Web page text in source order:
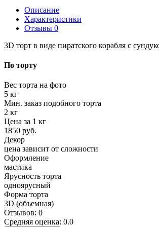
Описание
Характеристики
Отзывы 0
3D торт в виде пиратского корабля с
По торту
Вес торта на фото
5 кг
Мин. заказ подобного торта
2 кг
Цена за 1 кг
1850 руб.
Декор
цена зависит от сложности
Оформление
мастика
Ярусность торта
одноярусный
Форма торта
3D (объемная)
Отзывов: 0
Средняя оценка: 0.0